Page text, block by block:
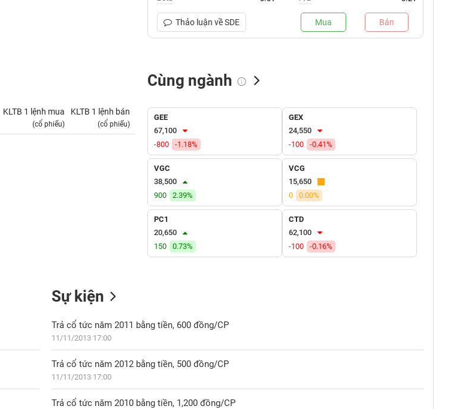
Thảo luận vềSDE Mua Bán
KLTB 1 lệnh mua
(cổ phiếu)
KLTB 1 lệnh bán
(cổ phiếu)
Tự doanh mua
Cùng ngành
GEE
67,100
-800
-1.18%
GEX
24,550
-100
-0.41%
VGC
38,500
900
2.39%
VCG
15,650
0
0.00%
PC1
20,650
150
0.73%
CTD
62,100
-100
-0.16%
Sự kiện
Trả cổ tức năm 2011 bằng tiền, 600 đồng/CP
11/11/2013 17:00
Trả cổ tức năm 2012 bằng tiền, 500 đồng/CP
11/11/2013 17:00
Trả cổ tức năm 2010 bằng tiền, 1,200 đồng/CP